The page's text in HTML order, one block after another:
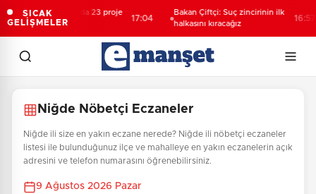
SICAK
GELİŞMELER
Dijital Türk Lirası’nda 23 proje
üçüncü faza geçti
17:04
Bakan Çiftçi: Suç zincirinin ilk
halkasını kıracağız
16:57
Niğde Nöbetçi Eczaneler
Niğde ili size en yakın eczane nerede? Niğde ili nöbetçi eczaneler
listesi ile bulunduğunuz ilçe ve mahalleye en yakın eczanelerin açık
adresini ve telefon numarasını öğrenebilirsiniz.
9 Ağustos 2026 Pazar